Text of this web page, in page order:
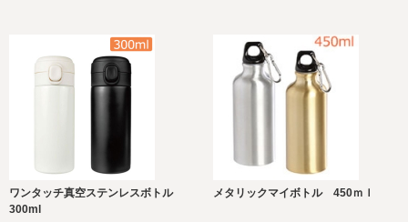
ワンタッチ真空ステンレスボトル
300ml
メタリックマイボトル 450ｍｌ